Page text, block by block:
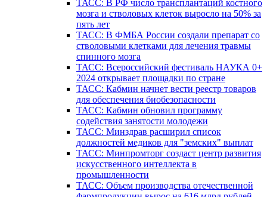
ТАСС: В РФ число трансплантаций костного
мозга и стволовых клеток выросло на 50% за
пять лет
ТАСС: В ФМБА России создали препарат со
стволовыми клетками для лечения травмы
спинного мозга
ТАСС: Всероссийский фестиваль НАУКА 0+
2024 открывает площадки по стране
ТАСС: Кабмин начнет вести реестр товаров
для обеспечения биобезопасности
ТАСС: Кабмин обновил программу
содействия занятости молодежи
ТАСС: Минздрав расширил список
должностей медиков для "земских" выплат
ТАСС: Минпромторг создаст центр развития
искусственного интеллекта в
промышленности
ТАСС: Объем производства отечественной